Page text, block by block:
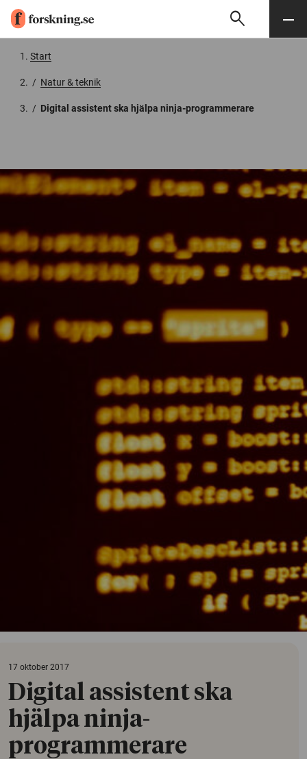
Söksearch Meny
Start
/ Natur & teknik
/ Digital assistent ska hjälpa ninja-programmerare
17 oktober 2017
Digital assistent ska
hjälpa ninja-
programmerare